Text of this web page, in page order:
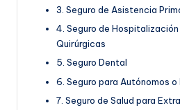
3. Seguro de Asistencia
4. Seguro de
Quirúrgicas
5. Seguro Dental
6. Seguro para Autónomos o
7. Seguro de Salud para